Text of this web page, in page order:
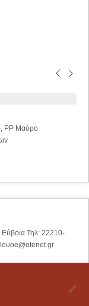
PP Μαύρο
Τηλ: 22210-